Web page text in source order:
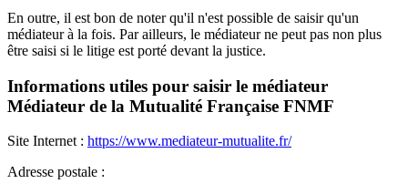
En outre, il est bon de noter qu'il n'est possible de saisir qu'un
médiateur à la fois. Par ailleurs, le médiateur ne peut pas non plus
être saisi si le litige est porté devant la justice.
Informations utiles pour saisir le médiateur
Médiateur de la Mutualité Française FNMF
Site Internet : https://www.mediateur-mutualite.fr/
Adresse postale :